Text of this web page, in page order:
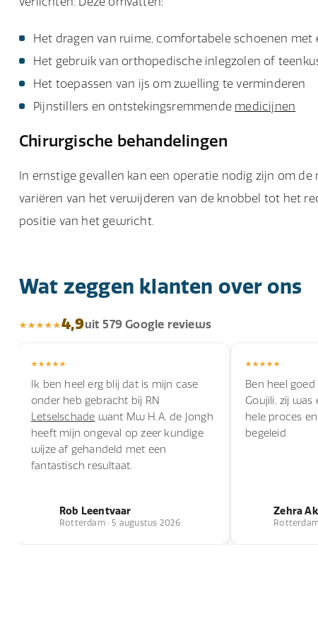
Het dragen van ruime, comfortabele schoenen met
Het gebruik van orthopedische inlegzolen of
Het toepassen van ijs om zwelling te verminderen
Pijnstillers en ontstekingsremmende medicijnen
Chirurgische behandelingen
In ernstige gevallen kan een operatie nodig zijn om
variëren van het verwijderen van de knobbel tot het
positie van het gewricht.
Wat zeggen klanten over ons
4,9uit 579 Google reviews
Ik ben heel erg blij dat is mijn case
onder heb gebracht bij RN
Letselschade want Mw H.A. de Jongh
heeft mijn ongeval op zeer kundige
wijze af gehandeld met een
fantastisch resultaat.
Rob Leentvaar
Rotterdam · 5 augustus 2026
Ben heel
Goujili, zij
hele proces
begeleid
Zehra